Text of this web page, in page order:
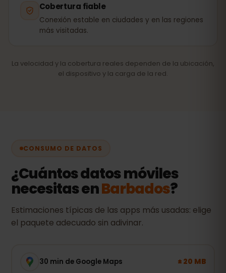
Cobertura fiable
Conexión estable en ciudades y en las regiones
más visitadas.
La velocidad y la cobertura reales dependen de la ubicación,
el dispositivo y la carga de la red.
CONSUMO DE DATOS
¿Cuántos datos móviles
necesitas enBarbados?
Estimaciones típicas de las apps más usadas: elige
el paquete adecuado sin adivinar.
30 min de Google Maps ± 20 MB